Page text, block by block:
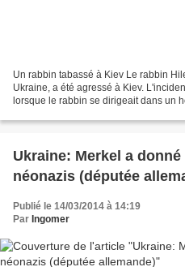
Un rabbin tabassé à Kiev Le rabbin
Ukraine, a été agressé à Kiev.
lorsque le rabbin se dirigeait dans un
Ukraine: Merkel a
néonazis (députée
Publié le 14/03/2014 à 14:19
Par Ingomer